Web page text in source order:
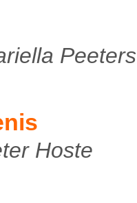
Peeters
Hoste